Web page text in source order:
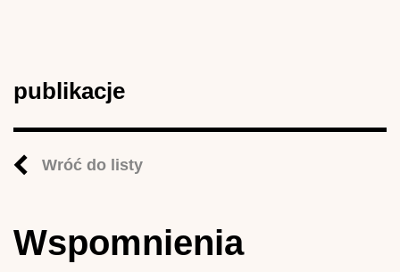
publikacje
Wróć do listy
Wspomnienia